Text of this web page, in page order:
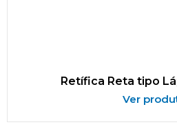
Retífica Reta tipo
Ver